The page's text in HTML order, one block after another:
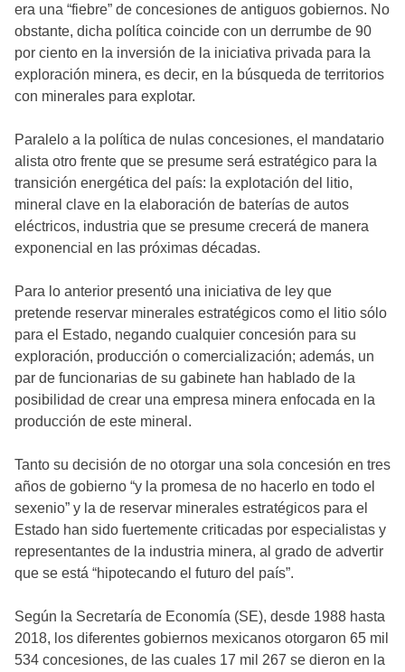
era una “fiebre” de concesiones de antiguos gobiernos. No
obstante, dicha política coincide con un derrumbe de 90
por ciento en la inversión de la iniciativa privada para la
exploración minera, es decir, en la búsqueda de territorios
con minerales para explotar.
Paralelo a la política de nulas concesiones, el mandatario
alista otro frente que se presume será estratégico para la
transición energética del país: la explotación del litio,
mineral clave en la elaboración de baterías de autos
eléctricos, industria que se presume crecerá de manera
exponencial en las próximas décadas.
Para lo anterior presentó una iniciativa de ley que
pretende reservar minerales estratégicos como el litio sólo
para el Estado, negando cualquier concesión para su
exploración, producción o comercialización; además, un
par de funcionarias de su gabinete han hablado de la
posibilidad de crear una empresa minera enfocada en la
producción de este mineral.
Tanto su decisión de no otorgar una sola concesión en tres
años de gobierno “y la promesa de no hacerlo en todo el
sexenio” y la de reservar minerales estratégicos para el
Estado han sido fuertemente criticadas por especialistas y
representantes de la industria minera, al grado de advertir
que se está “hipotecando el futuro del país”.
Según la Secretaría de Economía (SE), desde 1988 hasta
2018, los diferentes gobiernos mexicanos otorgaron 65 mil
534 concesiones, de las cuales 17 mil 267 se dieron en la